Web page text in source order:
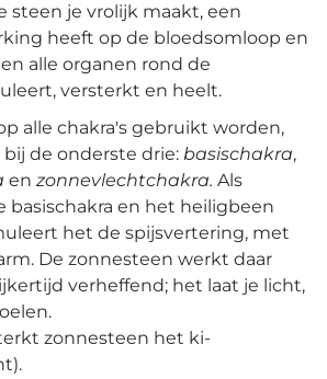
steen je vrolijk maakt, een
heeft op de bloedsomloop en
alle organen rond de
versterkt en heelt.
alle chakra's gebruikt worden,
de onderste drie: basischakra,
en zonnevlechtchakra. Als
basischakra en het heiligbeen
het de spijsvertering, met
De zonnesteen werkt daar
verheffend; het laat je licht,
zonnesteen het ki-